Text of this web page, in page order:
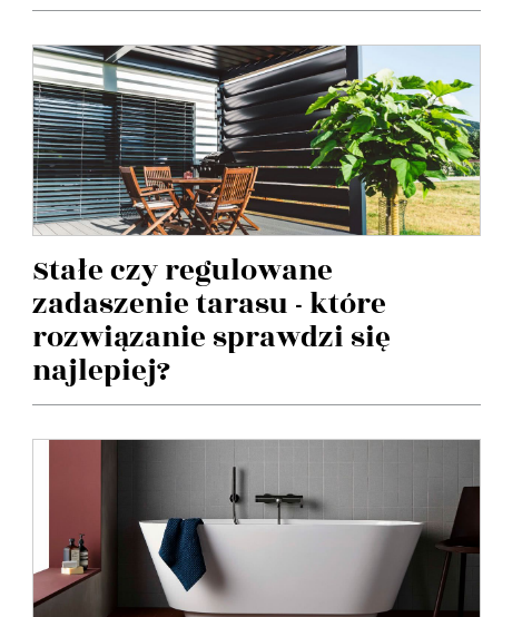
Stałe czy regulowane
zadaszenie tarasu - które
rozwiązanie sprawdzi się
najlepiej?